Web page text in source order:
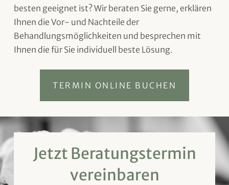
besten geeignet ist? Wir beraten Sie gerne, erklären
Ihnen die Vor- und Nachteile der
Behandlungsmöglichkeiten und besprechen mit
Ihnen die für Sie individuell beste Lösung.
TERMIN ONLINE BUCHEN
Jetzt Beratungstermin
vereinbaren